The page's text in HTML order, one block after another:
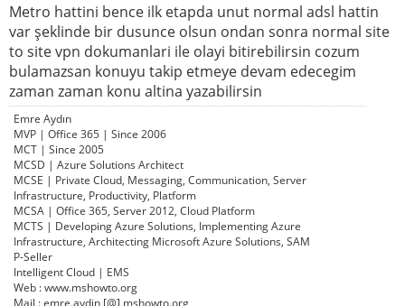
Metro hattini bence ilk etapda unut normal adsl hattin
var şeklinde bir dusunce olsun ondan sonra normal site
to site vpn dokumanlari ile olayi bitirebilirsin cozum
bulamazsan konuyu takip etmeye devam edecegim
zaman zaman konu altina yazabilirsin
Emre Aydın
MVP | Office 365 | Since 2006
MCT | Since 2005
MCSD | Azure Solutions Architect
MCSE | Private Cloud, Messaging, Communication, Server
Infrastructure, Productivity, Platform
MCSA | Office 365, Server 2012, Cloud Platform
MCTS | Developing Azure Solutions, Implementing Azure
Infrastructure, Architecting Microsoft Azure Solutions, SAM
P-Seller
Intelligent Cloud | EMS
Web : www.mshowto.org
Mail : emre.aydin [@] mshowto.org